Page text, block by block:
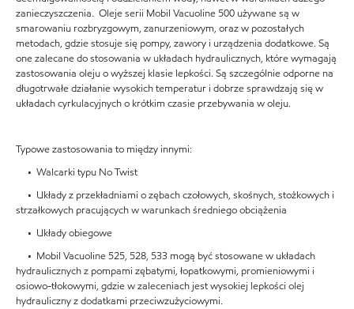
zanieczyszczenia. Oleje serii Mobil Vacuoline 500 używane są w
smarowaniu rozbryzgowym, zanurzeniowym, oraz w pozostałych
metodach, gdzie stosuje się pompy, zawory i urządzenia dodatkowe. Są
one zalecane do stosowania w układach hydraulicznych, które wymagają
zastosowania oleju o wyższej klasie lepkości. Są szczególnie odporne na
długotrwałe działanie wysokich temperatur i dobrze sprawdzają się w
układach cyrkulacyjnych o krótkim czasie przebywania w oleju.
Typowe zastosowania to między innymi:
• Walcarki typu No Twist
• Układy z przekładniami o zębach czołowych, skośnych, stożkowych i
strzałkowych pracujących w warunkach średniego obciążenia
• Układy obiegowe
• Mobil Vacuoline 525, 528, 533 mogą być stosowane w układach
hydraulicznych z pompami zębatymi, łopatkowymi, promieniowymi i
osiowo-tłokowymi, gdzie w zaleceniach jest wysokiej lepkości olej
hydrauliczny z dodatkami przeciwzużyciowymi.